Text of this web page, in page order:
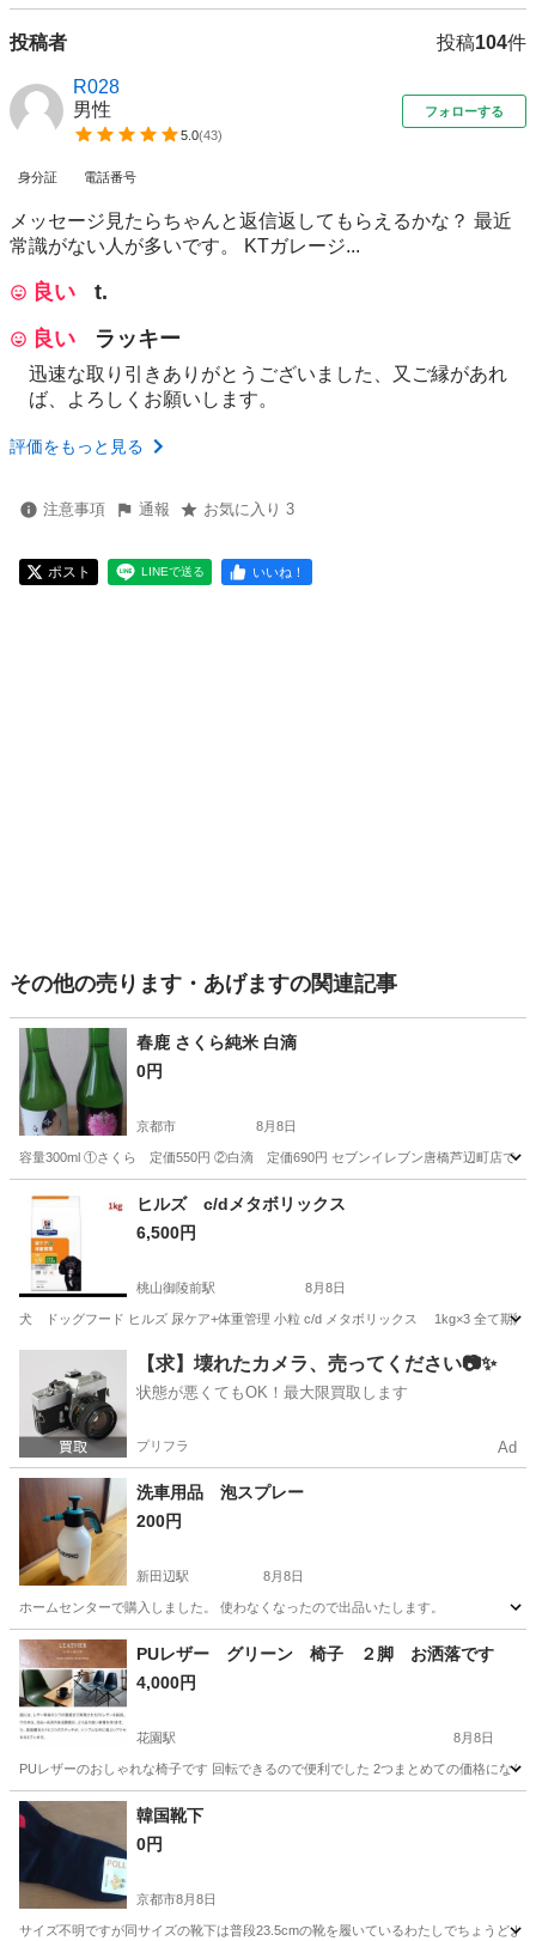
投稿者 投稿104件
R028
男性
5.0(43)
フォローする
身分証 電話番号
メッセージ見たらちゃんと返信返してもらえるかな？ 最近
常識がない人が多いです。 KTガレージ...
良い
t.
良い
ラッキー
迅速な取り引きありがとうございました、又ご縁があれ
ば、よろしくお願いします。
評価をもっと見る
注意事項 通報 お気に入り 3
ポスト LINEで送る いいね！
その他の売ります・あげますの関連記事
春鹿 さくら純米 白滴
0円
京都市 8月8日
容量300ml ①さくら 定価550円 ②白滴 定価690円 セブンイレブン唐橋芦辺町店での
京都 その他
ヒルズ c/dメタボリックス
6,500円
桃山御陵前駅 8月8日
犬 ドッグフード ヒルズ 尿ケア+体重管理 小粒 c/d メタボリックス 1kg×3 全て期限
桃山御陵前駅 その他
【求】壊れたカメラ、売ってください📷✨
状態が悪くてもOK！最大限買取します
プリフラ Ad
洗車用品 泡スプレー
200円
新田辺駅 8月8日
ホームセンターで購入しました。 使わなくなったので出品いたします。
京都 京田辺市 新田辺駅 その他
PUレザー グリーン 椅子 ２脚 お洒落です
4,000円
花園駅 8月8日
PUレザーのおしゃれな椅子です 回転できるので便利でした 2つまとめての価格にな
京都 京都市 花園駅
韓国靴下
0円
京都市8月8日
サイズ不明ですが同サイズの靴下は普段23.5cmの靴を履いているわたしでちょうど